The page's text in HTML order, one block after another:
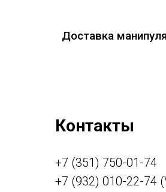
Доставка
Контакты
+7 (351) 750-01-74
+7 (932) 010-22-74